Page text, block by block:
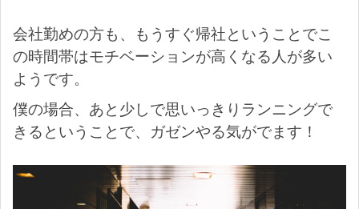
会社勤めの方も、もうすぐ帰社ということでこ
の時間帯はモチベーションが高くなる人が多い
ようです。
僕の場合、あと少しで思いっきりランニングで
きるということで、ガゼンやる気がでます！